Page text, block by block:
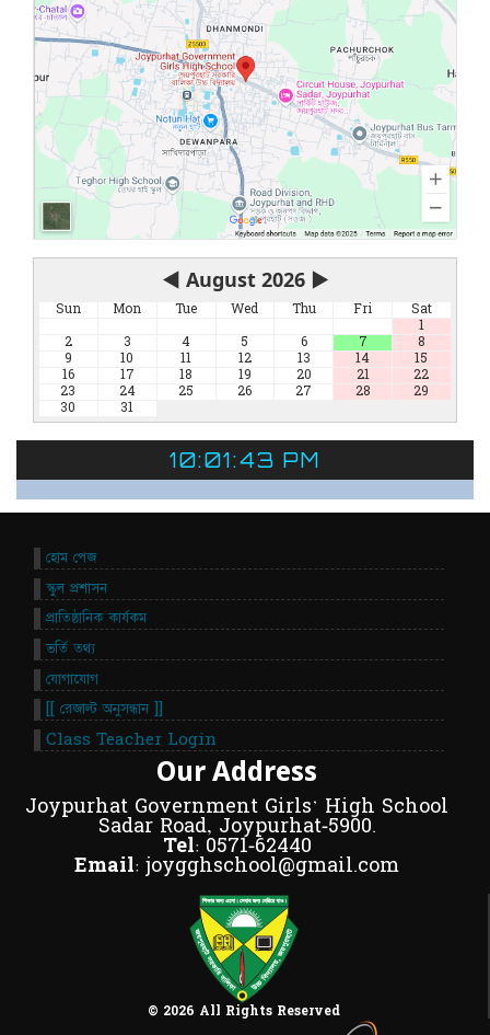
◀ August 2026 ▶
Sun Mon Tue Wed Thu Fri
Sat
1
2
3 4 5 6 7
8
9
10 11 12 13 14
15
16
17 18 19 20 21
22
23
24 25 26 27 28
29
30
31
10:01:43 PM
© 2026 All Rights Reserved
Our Address
Joypurhat Government Girls' High School
Sadar Road, Joypurhat-5900.
Tel: 0571-62440
Email: joygghschool@gmail.com
হোম পেজ
স্কুল প্রশাসন
প্রাতিষ্ঠানিক কার্যকম
ভর্তি তথ্য
যোগাযোগ
[[ রেজাল্ট অনুসন্ধান ]]
Class Teacher Login